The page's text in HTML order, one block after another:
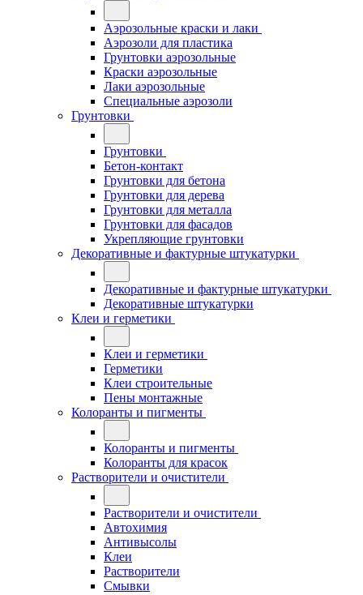
Аэрозольные краски и лаки
Аэрозоли для пластика
Грунтовки аэрозольные
Краски аэрозольные
Лаки аэрозольные
Специальные аэрозоли
Грунтовки
Грунтовки
Бетон-контакт
Грунтовки для бетона
Грунтовки для дерева
Грунтовки для металла
Грунтовки для фасадов
Укрепляющие грунтовки
Декоративные и фактурные штукатурки
Декоративные и фактурные штукатурки
Декоративные штукатурки
Клеи и герметики
Клеи и герметики
Герметики
Клеи строительные
Пены монтажные
Колоранты и пигменты
Колоранты и пигменты
Колоранты для красок
Растворители и очистители
Растворители и очистители
Автохимия
Антивысолы
Клеи
Растворители
Смывки